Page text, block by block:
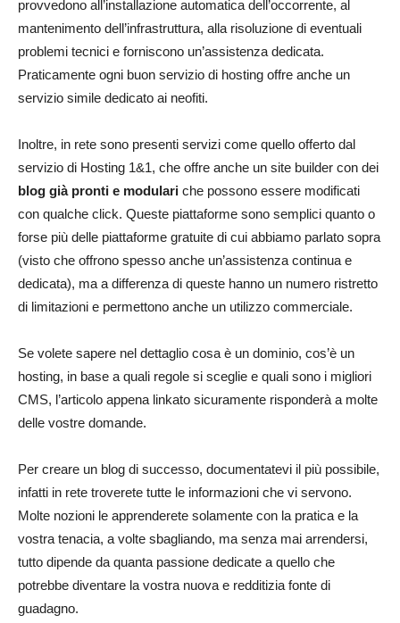
provvedono all’installazione automatica dell’occorrente, al
mantenimento dell’infrastruttura, alla risoluzione di eventuali
problemi tecnici e forniscono un’assistenza dedicata.
Praticamente ogni buon servizio di hosting offre anche un
servizio simile dedicato ai neofiti.
Inoltre, in rete sono presenti servizi come quello offerto dal
servizio di Hosting 1&1, che offre anche un site builder con dei
blog già pronti e modulari che possono essere modificati
con qualche click. Queste piattaforme sono semplici quanto o
forse più delle piattaforme gratuite di cui abbiamo parlato sopra
(visto che offrono spesso anche un’assistenza continua e
dedicata), ma a differenza di queste hanno un numero ristretto
di limitazioni e permettono anche un utilizzo commerciale.
Se volete sapere nel dettaglio cosa è un dominio, cos’è un
hosting, in base a quali regole si sceglie e quali sono i migliori
CMS, l’articolo appena linkato sicuramente risponderà a molte
delle vostre domande.
Per creare un blog di successo, documentatevi il più possibile,
infatti in rete troverete tutte le informazioni che vi servono.
Molte nozioni le apprenderete solamente con la pratica e la
vostra tenacia, a volte sbagliando, ma senza mai arrendersi,
tutto dipende da quanta passione dedicate a quello che
potrebbe diventare la vostra nuova e redditizia fonte di
guadagno.